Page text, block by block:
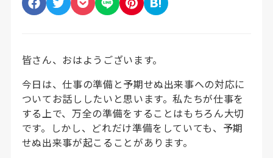
皆さん、おはようございます。
今日は、仕事の準備と予期せぬ出来事への対応に
ついてお話ししたいと思います。私たちが仕事を
する上で、万全の準備をすることはもちろん大切
です。しかし、どれだけ準備をしていても、予期
せぬ出来事が起こることがあります。